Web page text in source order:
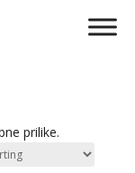
prilike.